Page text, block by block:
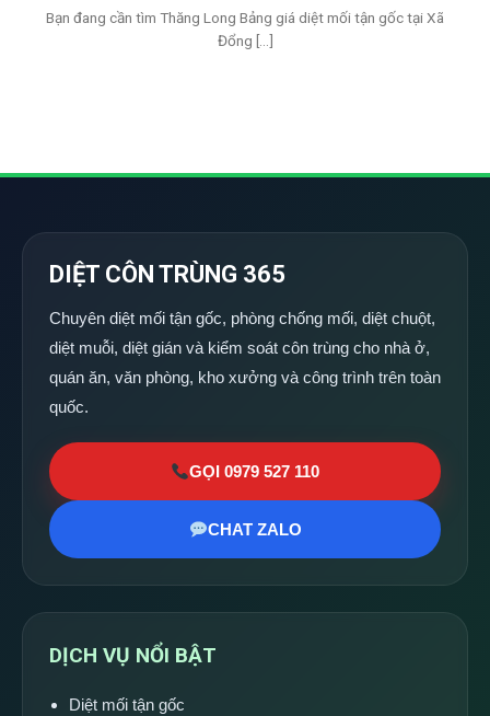
Bạn đang cần tìm Thăng Long Bảng giá diệt mối tận gốc tại Xã
Đổng [...]
DIỆT CÔN TRÙNG 365
Chuyên diệt mối tận gốc, phòng chống mối, diệt chuột,
diệt muỗi, diệt gián và kiểm soát côn trùng cho nhà ở,
quán ăn, văn phòng, kho xưởng và công trình trên toàn
quốc.
GỌI 0979 527 110
CHAT ZALO
DỊCH VỤ NỔI BẬT
Diệt mối tận gốc